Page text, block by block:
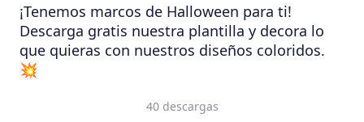
¡Tenemos marcos de Halloween para ti!
Descarga gratis nuestra plantilla y decora lo
que quieras con nuestros diseños coloridos.
💥
40 descargas